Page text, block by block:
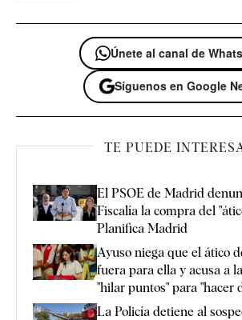
Únete al canal de
Síguenos en Google
TE PUEDE
El PSOE de Madrid
Fiscalía la compra del
Planifica Madrid
Ayuso niega que el ático
fuera para ella y acusa a
"hilar puntos" para "hacer
La Policía detiene al